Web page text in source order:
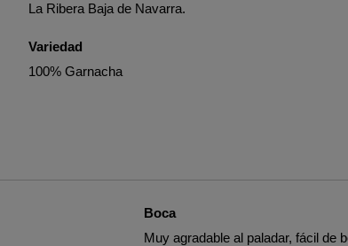
La Ribera Baja de Navarra.
Variedad
100% Garnacha
Boca
Muy agradable al paladar, fácil de